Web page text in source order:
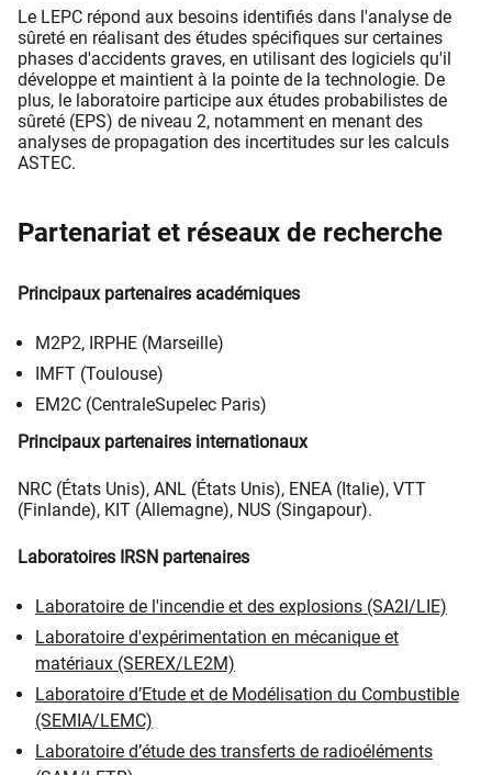
Le LEPC répond aux besoins identifiés dans l'analyse de
sûreté en réalisant des études spécifiques sur certaines
phases d'accidents graves, en utilisant des logiciels qu'il
développe et maintient à la pointe de la technologie. De
plus, le laboratoire participe aux études probabilistes de
sûreté (EPS) de niveau 2, notamment en menant des
analyses de propagation des incertitudes sur les calculs
ASTEC.
Partenariat et réseaux de recherche
Principaux partenaires académiques
M2P2, IRPHE (Marseille)
IMFT (Toulouse)
EM2C (CentraleSupelec Paris)
Principaux partenaires internationaux
NRC (États Unis), ANL (États Unis), ENEA (Italie), VTT
(Finlande), KIT (Allemagne), NUS (Singapour).
Laboratoires IRSN partenaires
Laboratoire de l'incendie et des explosions (SA2I/LIE)
Laboratoire d'expérimentation en mécanique et
matériaux (SEREX/LE2M)
Laboratoire d’Etude et de Modélisation du Combustible
(SEMIA/LEMC)
Laboratoire d’étude des transferts de radioéléments